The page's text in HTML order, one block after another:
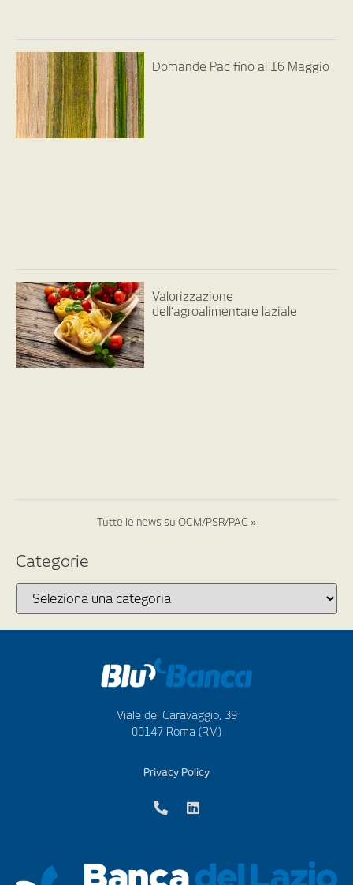
Domande Pac fino al 16 Maggio
Valorizzazione
dell’agroalimentare laziale
Tutte le news su OCM/PSR/PAC »
Categorie
Viale del Caravaggio, 39
00147 Roma (RM)
Privacy Policy